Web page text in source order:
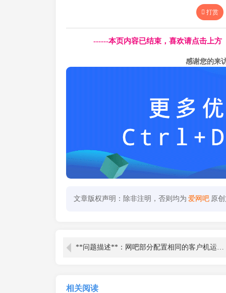
打赏
------本页内容已结束，喜欢请点击上
感谢您的来
文章版权声明：除非注明，否则均为 爱网吧 原
**问题描述**：网吧部分配置相同的客户机运行《三角洲行动》时，帧数始终无法突破80帧，严重影响游戏体验。
相关阅读